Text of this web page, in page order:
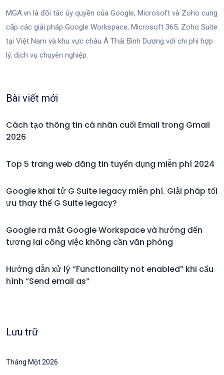
MGA.vn là đối tác ủy quyền của Google, Microsoft và Zoho cung
cấp các giải pháp Google Workspace, Microsoft 365, Zoho Suite
tại Việt Nam và khu vực châu Á Thái Bình Dương với chi phí hợp
lý, dịch vụ chuyên nghiệp.
Bài viết mới
Cách tạo thông tin cá nhân cuối Email trong Gmail
2026
Top 5 trang web đăng tin tuyển dụng miễn phí 2024
Google khai tử G Suite legacy miễn phí. Giải pháp tối
ưu thay thế G Suite legacy?
Google ra mắt Google Workspace và hướng đến
tương lai công việc không cần văn phòng
Hướng dẫn xử lý “Functionality not enabled” khi cấu
hình “Send email as“
Lưu trữ
Tháng Một 2026